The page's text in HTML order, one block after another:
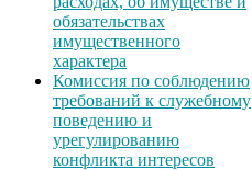
обязательствах
имущественного
характера
Комиссия по соблюдению
требований к служебному
поведению и
урегулированию
конфликта интересов